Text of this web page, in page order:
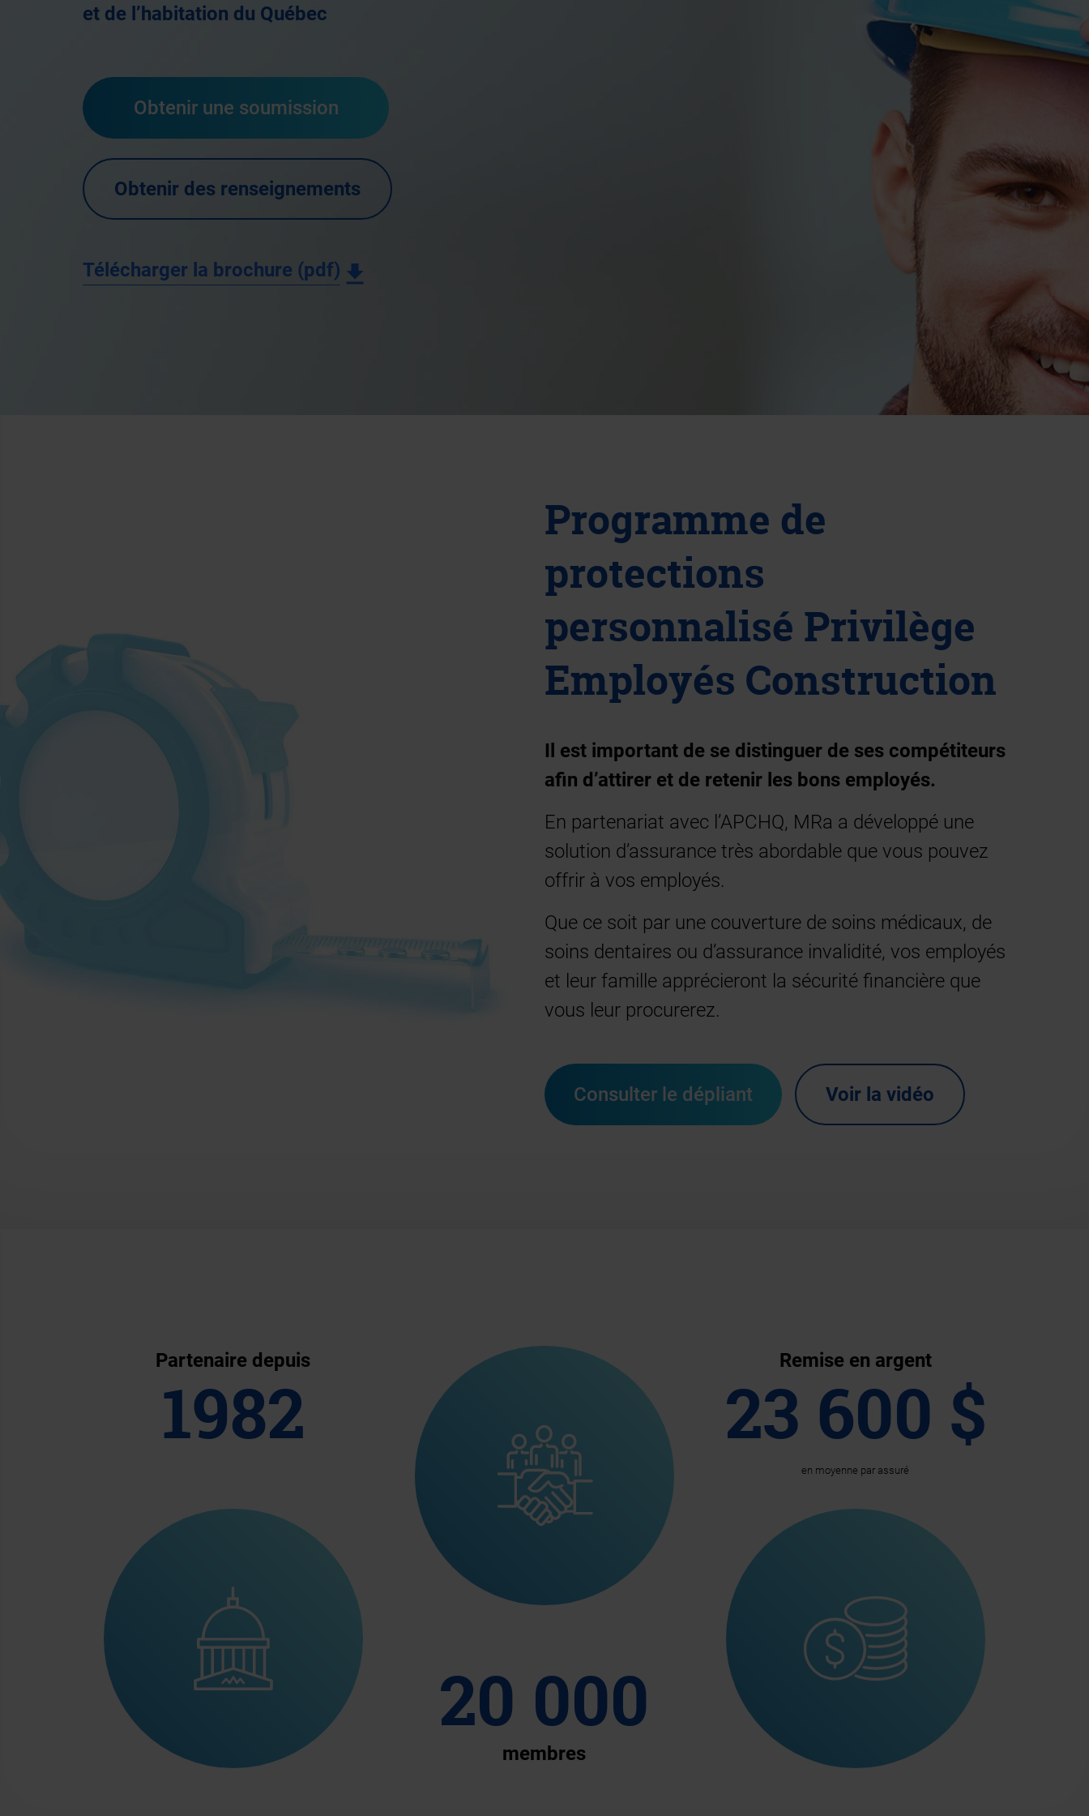
et de l’habitation du Québec
Obtenir une soumission
Obtenir des renseignements
Télécharger la brochure (pdf)
Programme de
protections
personnalisé Privilège
Employés Construction
Il est important de se distinguer de ses compétiteurs
afin d’attirer et de retenir les bons employés.
En partenariat avec l’APCHQ, MRa a développé une
solution d’assurance très abordable que vous pouvez
offrir à vos employés.
Que ce soit par une couverture de soins médicaux, de
soins dentaires ou d’assurance invalidité, vos employés
et leur famille apprécieront la sécurité financière que
vous leur procurerez.
Consulter le dépliant Voir la vidéo
Partenaire depuis
1982
20 000
membres
Remise en argent
23 600 $
en moyenne par assuré